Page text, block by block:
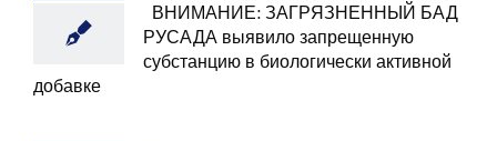
ВНИМАНИЕ: ЗАГРЯЗНЕННЫЙ БАД
РУСАДА выявило запрещенную
субстанцию в биологически активной
добавке